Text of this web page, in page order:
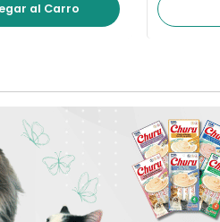
al Carro